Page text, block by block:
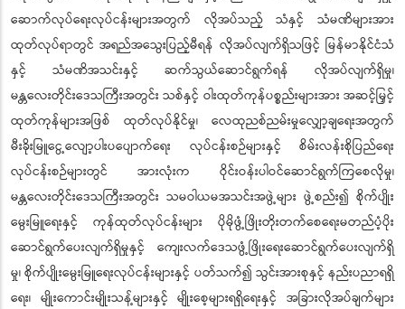
ဆောက်လုပ်ရေးလုပ်ငန်းများအတွက် လိုအပ်သည့် သံနှင့် သံမဏိများအား
ထုတ်လုပ်ရာတွင် အရည်အသွေးပြည့်မီရန် လိုအပ်လျက်ရှိသဖြင့် မြန်မာနိုင်ငံသံ
နှင့် သံမဏိအသင်းနှင့် ဆက်သွယ်ဆောင်ရွက်ရန် လိုအပ်လျက်ရှိမှု၊
မန္တလေးတိုင်းဒေသကြီးအတွင်း သစ်နှင့် ဝါးထုတ်ကုန်ပစ္စည်းများအား အဆင့်မြှင့်
ထုတ်ကုန်များအဖြစ် ထုတ်လုပ်နိုင်မှု၊ လေထုညစ်ညမ်းမှုလျှော့ချရေးအတွက်
မီးခိုးမြူငွေ့လျော့ပါးပပျောက်ရေး လုပ်ငန်းစဉ်များနှင့် စိမ်းလန်းစိုပြည်ရေး
လုပ်ငန်းစဉ်များတွင် အားလုံးက ဝိုင်းဝန်းပါဝင်ဆောင်ရွက်ကြစေလိုမှု၊
မန္တလေးတိုင်းဒေသကြီးအတွင်း သမဝါယမအသင်းအဖွဲ့များ ဖွဲ့စည်း၍ စိုက်ပျိုး
မွေးမြူရေးနှင့် ကုန်ထုတ်လုပ်ငန်းများ ပိုမိုဖွံ့ဖြိုးတိုးတက်စေရေးမတည်ပံ့ပိုး
ဆောင်ရွက်ပေးလျက်ရှိမှုနှင့် ကျေးလက်ဒေသဖွံ့ဖြိုးရေးဆောင်ရွက်ပေးလျက်ရှိ
မှု၊ စိုက်ပျိုးမွေးမြူရေးလုပ်ငန်းများနှင့် ပတ်သက်၍ သွင်းအားစုနှင့် နည်းပညာရရှိ
ရေး၊ မျိုးကောင်းမျိုးသန့်များနှင့် မျိုးစေ့များရရှိရေးနှင့် အခြားလိုအပ်ချက်များ